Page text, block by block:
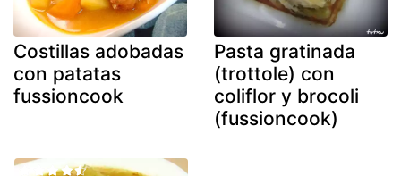
Costillas adobadas
con patatas
fussioncook
Pasta gratinada
(trottole) con
coliflor y brocoli
(fussioncook)